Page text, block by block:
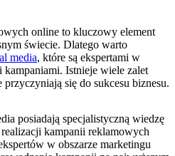
online ‍to kluczowy element​
świecie. Dlatego ‍warto
media, które są ekspertami w
Istnieje wiele⁤ zalet
się ‍do ‍sukcesu biznesu.
posiadają specjalistyczną wiedzę
kampanii reklamowych
w obszarze⁢ marketingu